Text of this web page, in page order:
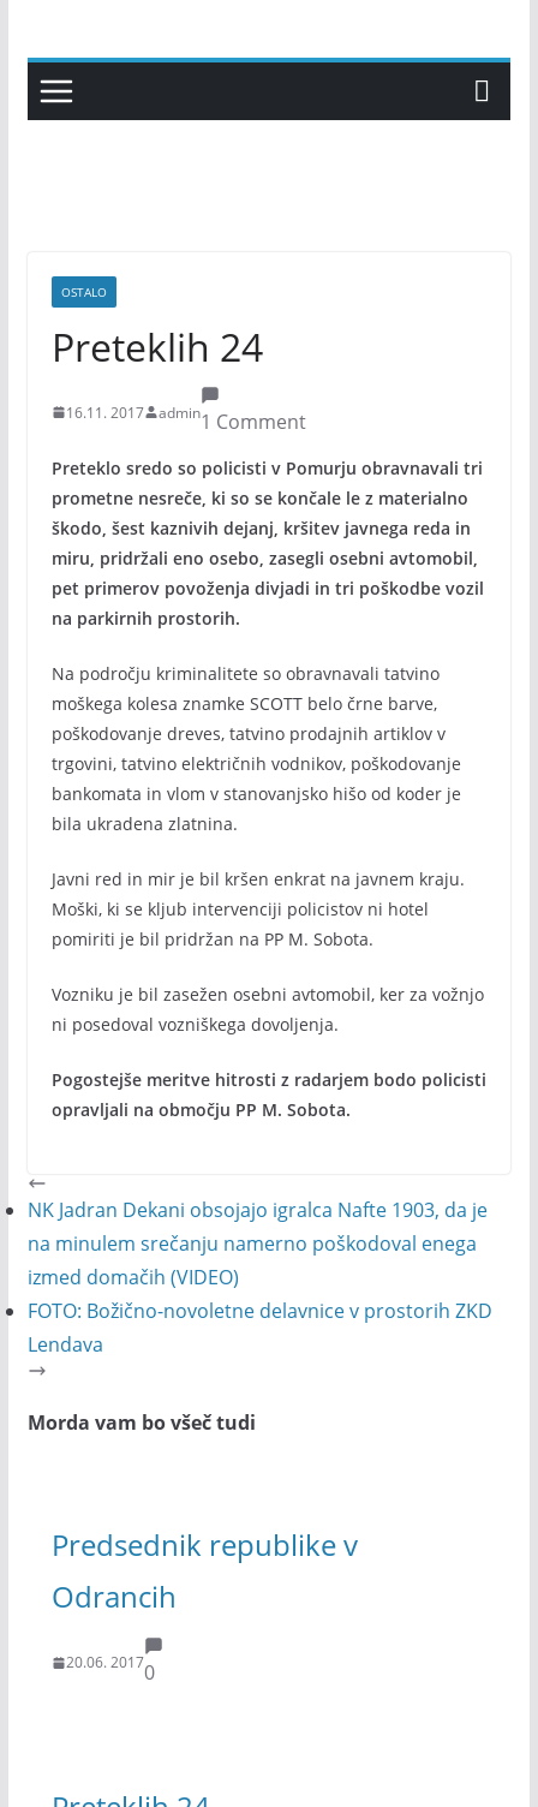
content
OSTALO
Preteklih 24
16.11. 2017 admin1 Comment
Preteklo sredo so policisti v Pomurju obravnavali tri
prometne nesreče, ki so se končale le z materialno
škodo, šest kaznivih dejanj, kršitev javnega reda in
miru, pridržali eno osebo, zasegli osebni avtomobil,
pet primerov povoženja divjadi in tri poškodbe vozil
na parkirnih prostorih.
Na področju kriminalitete so obravnavali tatvino
moškega kolesa znamke SCOTT belo črne barve,
poškodovanje dreves, tatvino prodajnih artiklov v
trgovini, tatvino električnih vodnikov, poškodovanje
bankomata in vlom v stanovanjsko hišo od koder je
bila ukradena zlatnina.
Javni red in mir je bil kršen enkrat na javnem kraju.
Moški, ki se kljub intervenciji policistov ni hotel
pomiriti je bil pridržan na PP M. Sobota.
Vozniku je bil zasežen osebni avtomobil, ker za vožnjo
ni posedoval vozniškega dovoljenja.
Pogostejše meritve hitrosti z radarjem bodo policisti
opravljali na območju PP M. Sobota.
NK Jadran Dekani obsojajo igralca Nafte 1903, da je
na minulem srečanju namerno poškodoval enega
izmed domačih (VIDEO)
FOTO: Božično-novoletne delavnice v prostorih ZKD
Lendava
Morda vam bo všeč tudi
Predsednik republike v
Odrancih
20.06. 20170